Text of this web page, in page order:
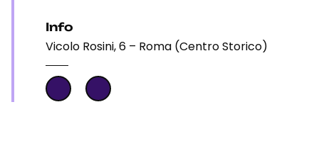
Info
Vicolo Rosini, 6 – Roma (Centro Storico)